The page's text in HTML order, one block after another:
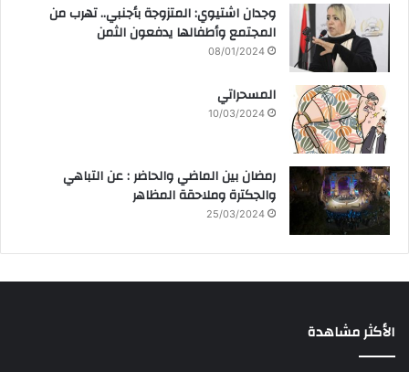
وجدان اشتيوي: المتزوجة بأجنبي.. تهرب من
المجتمع وأطفالها يدفعون الثمن
08/01/2024
المسحراتي
10/03/2024
رمضان بين الماضي والحاضر : عن التباهي
والجكترة وملاحقة المظاهر
25/03/2024
الأكثر مشاهدة